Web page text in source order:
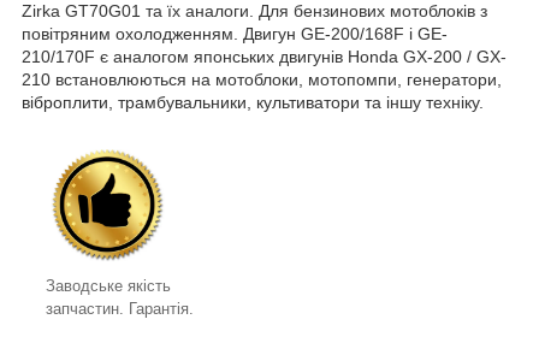
Zirka GT70G01 та їх аналоги. Для бензинових мотоблоків з
повітряним охолодженням. Двигун GE-200/168F і GE-
210/170F є аналогом японських двигунів Honda GX-200 / GX-
210 встановлюються на мотоблоки, мотопомпи, генератори,
віброплити, трамбувальники, культиватори та іншу техніку.
Заводське якість
запчастин. Гарантія.